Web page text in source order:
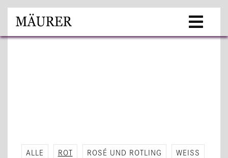
ALLE ROT ROSÉ UND ROT­LING WEISS